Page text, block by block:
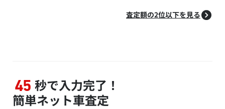
査定額の2位以下を見る
45 秒で入力完了！
簡単ネット車査定